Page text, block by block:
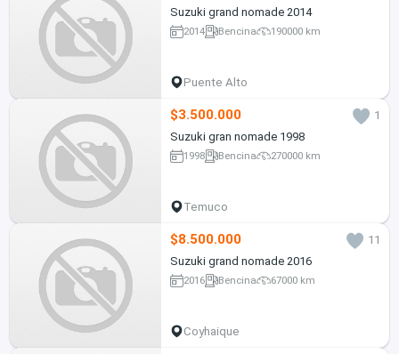
Suzuki grand nomade 2014
2014 Bencina 190000 km
Puente Alto
$3.500.000
1
Suzuki gran nomade 1998
1998 Bencina 270000 km
Temuco
$8.500.000
11
Suzuki grand nomade 2016
2016 Bencina 67000 km
Coyhaique